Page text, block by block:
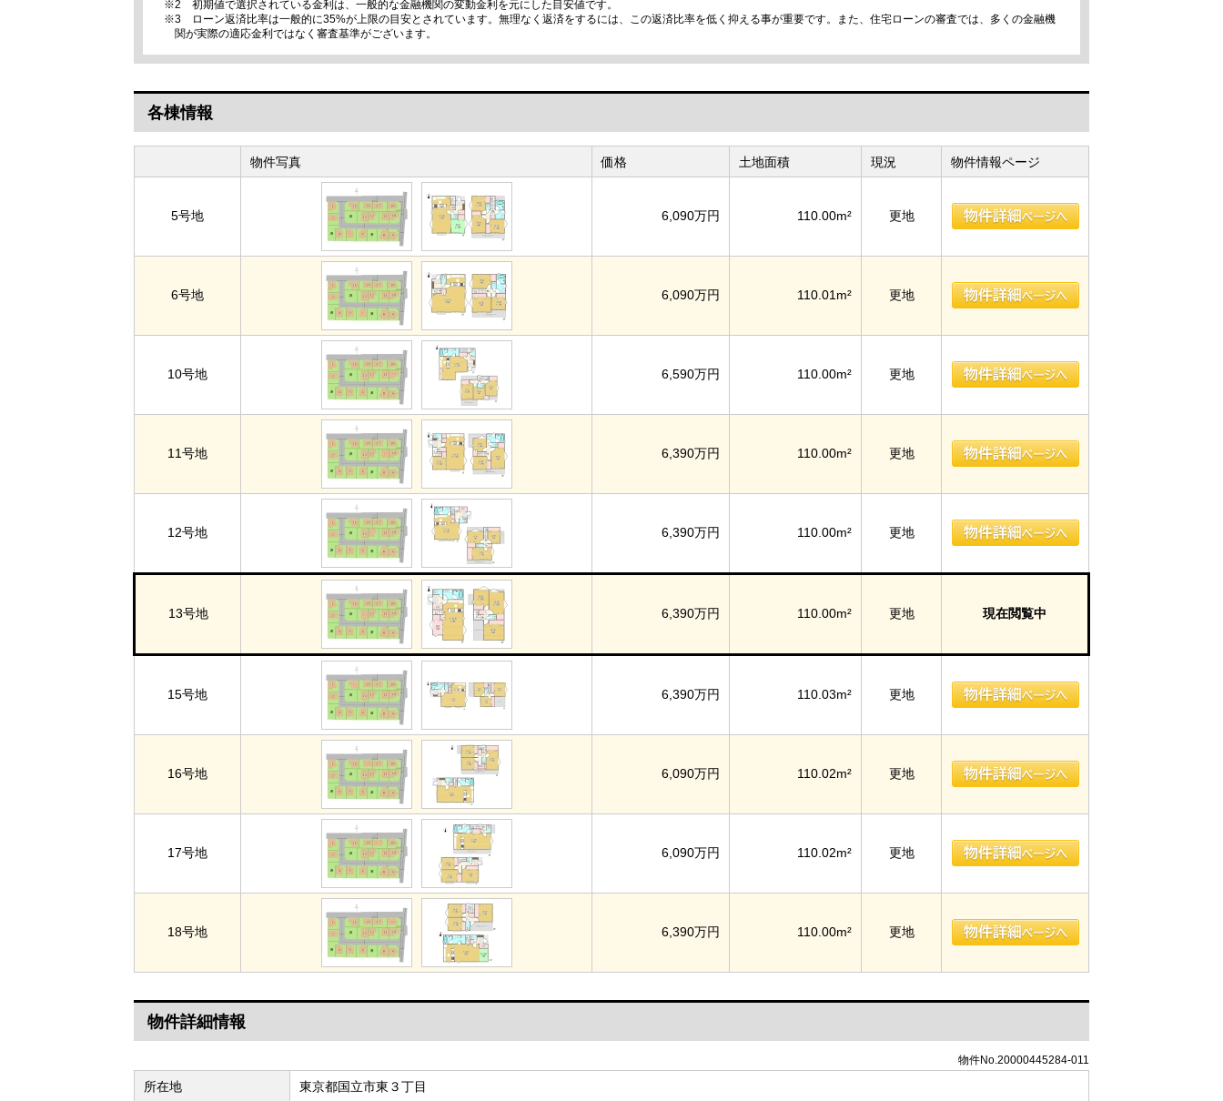
※2 初期値で選択されている金利は、一般的な金融機関の変動金利を元にした目安値です。
※3 ローン返済比率は一般的に35%が上限の目安とされています。無理なく返済をするには、この返済比率を低く抑える事が重要です。また、住宅ローンの審査では、多くの金融機
関が実際の適応金利ではなく審査基準がございます。
各棟情報
物件写真 価格 土地面積 現況 物件情報ページ
5号地 6,090万円 110.00m² 更地
6号地 6,090万円 110.01m² 更地
10号地 6,590万円 110.00m² 更地
11号地 6,390万円 110.00m² 更地
12号地 6,390万円 110.00m² 更地
13号地 6,390万円 110.00m² 更地 現在閲覧中
15号地 6,390万円 110.03m² 更地
16号地 6,090万円 110.02m² 更地
17号地 6,090万円 110.02m² 更地
18号地 6,390万円 110.00m² 更地
物件詳細情報
物件No.20000445284-011
所在地 東京都国立市東３丁目